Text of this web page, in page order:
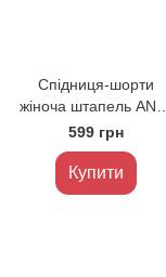
Спідниця-шорти
жіноча штапель ANN-
12 (42 - 46 р.) Чорна
599 грн
Купити